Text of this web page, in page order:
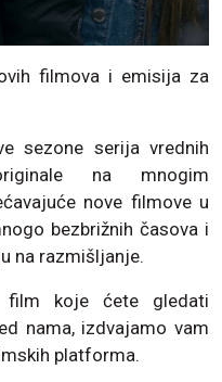
filmova i emisija za
sezone serija vrednih
na mnogim
nove filmove u
bezbrižnih časova i
na razmišljanje.
koje ćete gledati
nama, izdvajamo vam
platforma.